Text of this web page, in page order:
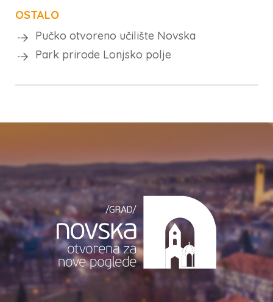
OSTALO
Pučko otvoreno učilište Novska
Park prirode Lonjsko polje